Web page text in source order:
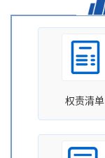
权责清单